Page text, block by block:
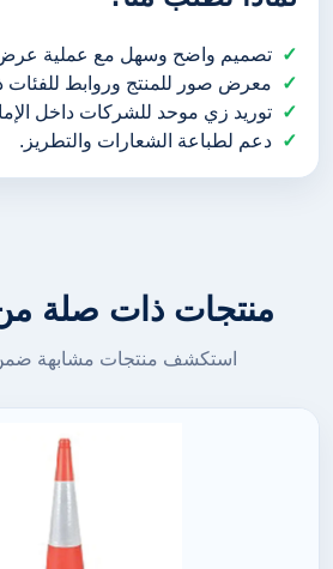
تصميم واضح وسهل مع عملية
معرض صور للمنتج وروابط للفئات
توريد زي موحد للشركات داخل
دعم لطباعة الشعارات والتطريز.
منتجات ذات صلة
استكشف منتجات مشابهة ضمن